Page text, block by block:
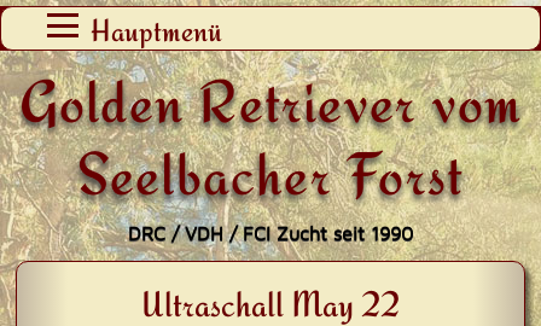
Golden Retriever vom
Seelbacher Forst
DRC / VDH / FCI Zucht seit 1990
Hauptmenü
Zum
Inhalt
springen
Ultraschall May 22